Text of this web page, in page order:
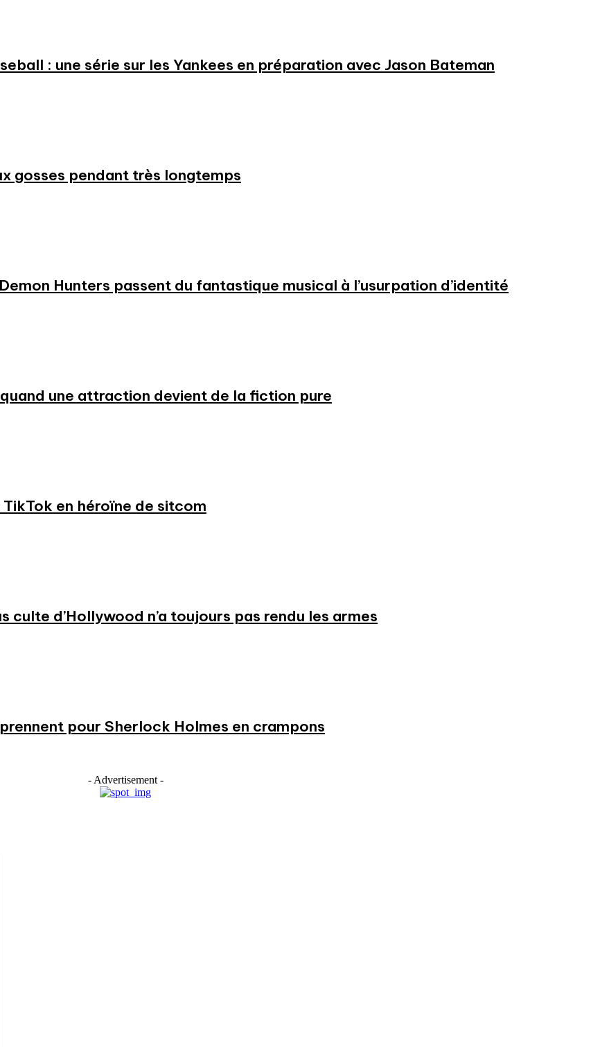
: une série sur les Yankees en préparation avec Jason Bateman
gosses pendant très longtemps
Hunters passent du fantastique musical à l’usurpation d’identité
une attraction devient de la fiction pure
en héroïne de sitcom
culte d’Hollywood n’a toujours pas rendu les armes
pour Sherlock Holmes en crampons
- Advertisement -